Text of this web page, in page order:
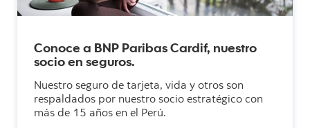
Conoce a BNP Paribas Cardif, nuestro
socio en seguros.
Nuestro seguro de tarjeta, vida y otros son
respaldados por nuestro socio estratégico con
más de 15 años en el Perú.